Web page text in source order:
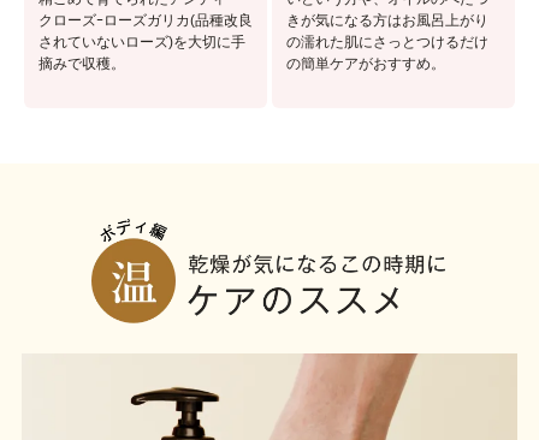
クローズｰローズガリカ(品種改良
されていないローズ)を大切に手
摘みで収穫。
きが気になる方はお風呂上がり
の濡れた肌にさっとつけるだけ
の簡単ケアがおすすめ。